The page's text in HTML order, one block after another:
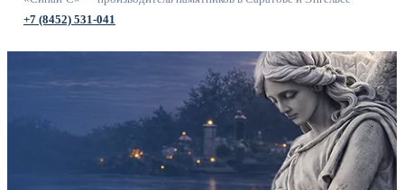
+7 (8452) 531-041